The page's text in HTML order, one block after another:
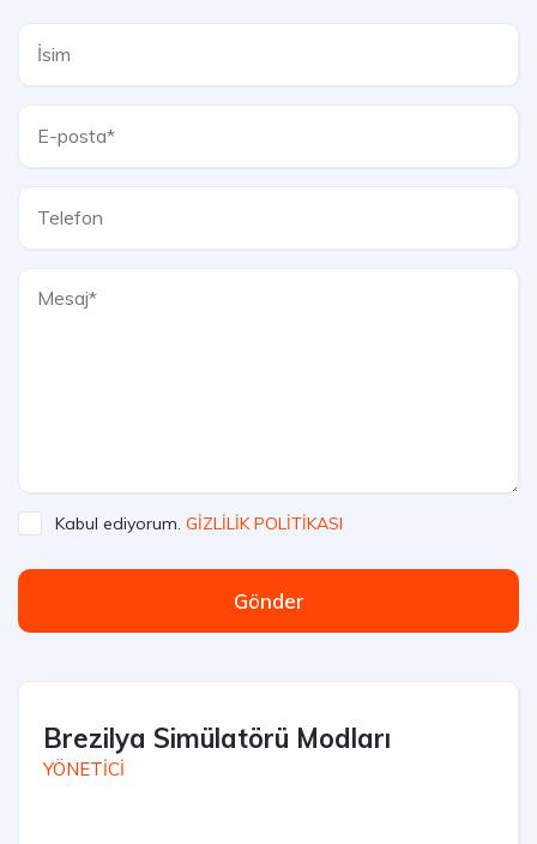
Kabul ediyorum. GİZLİLİK POLİTİKASI
Gönder
Brezilya Simülatörü Modları
YÖNETİCİ